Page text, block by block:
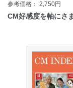
参考価格： 2,750円
CM好感度を軸にさ